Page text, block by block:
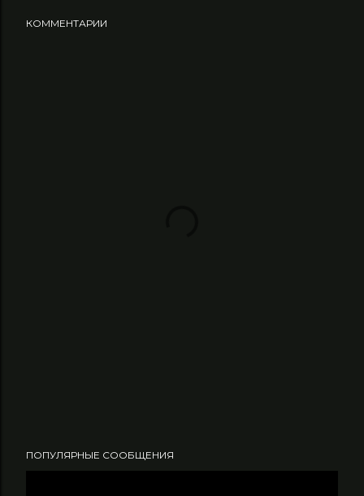
КОММЕНТАРИИ
ПОПУЛЯРНЫЕ СООБЩЕНИЯ